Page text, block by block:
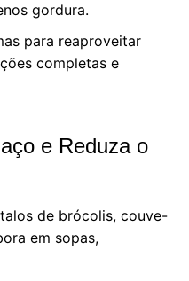
gordura.
para reaproveitar
completas e
e Reduza o
de brócolis, couve-
em sopas,